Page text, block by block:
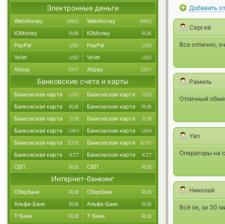
Добавить
Сергей
Все отлично,
Рамиль
Отличный
Yan
Операторы на
Николай
Всё ок, за 30
Электронные деньги
WebMoney WMZ WebMoney WMZ
ЮMoney RUB ЮMoney RUB
PayPal USD PayPal USD
Volet USD Volet USD
Alipay CNY Alipay CNY
Банковские счета и карты
Банковская карта USD Банковская карта USD
Банковская карта RUB Банковская карта RUB
Банковская карта EUR Банковская карта EUR
Банковская карта UAH Банковская карта UAH
Банковская карта BYN Банковская карта BYN
Банковская карта KZT Банковская карта KZT
СБП RUB СБП RUB
Интернет-банкинг
Сбербанк RUB Сбербанк RUB
Альфа-Банк RUB Альфа-Банк RUB
Т-Банк RUB Т-Банк RUB